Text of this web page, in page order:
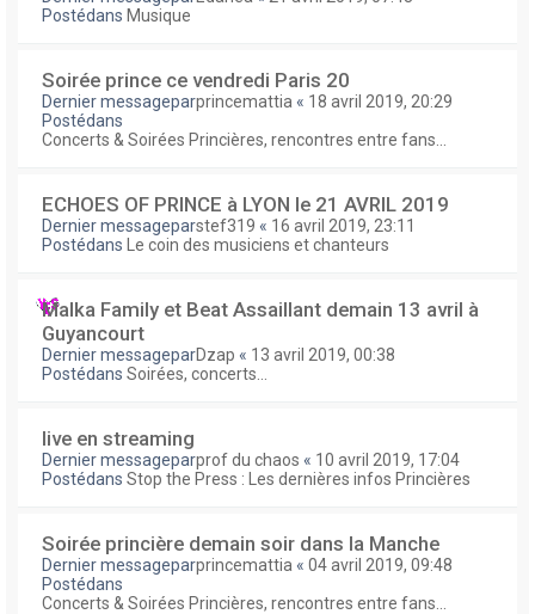
Postédans Musique
Soirée prince ce vendredi Paris 20
Dernier messageparprincemattia « 18 avril 2019, 20:29
Postédans
Concerts & Soirées Princières, rencontres entre fans...
ECHOES OF PRINCE à LYON le 21 AVRIL 2019
Dernier messageparstef319 « 16 avril 2019, 23:11
Postédans
Le coin des musiciens et chanteurs
Malka Family et Beat Assaillant demain 13 avril à
Guyancourt
Dernier messageparDzap « 13 avril 2019, 00:38
Postédans Soirées, concerts...
live en streaming
Dernier messageparprof du chaos « 10 avril 2019, 17:04
Postédans Stop the Press : Les dernières infos Princières
Soirée princière demain soir dans la Manche
Dernier messageparprincemattia « 04 avril 2019, 09:48
Postédans
Concerts & Soirées Princières, rencontres entre fans...